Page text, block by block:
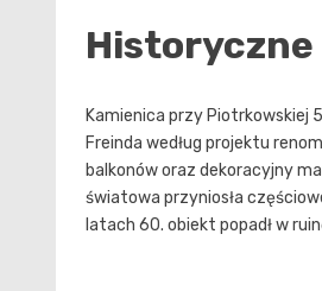
Kamienica przy Piotrkowskiej
Freinda według projektu
balkonów oraz dekoracyjny
światowa przyniosła
latach 60. obiekt popadł w